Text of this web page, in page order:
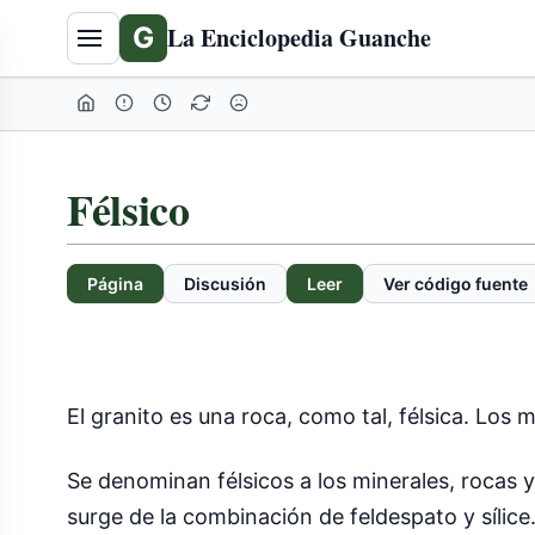
G La Enciclopedia Guanche
Félsico
Página Discusión Leer Ver código fuente
El granito es una roca, como tal, félsica. Los
Se denominan félsicos a los minerales,
surge de la combinación de feldespato y